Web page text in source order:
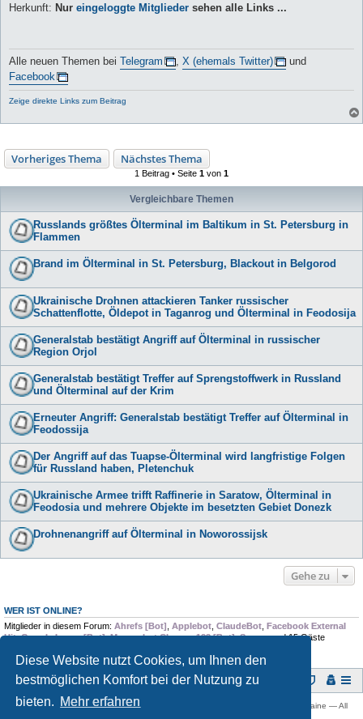
Diese Website nutzt Cookies, um Ihnen den
bestmöglichen Komfort bei der Nutzung zu
bieten.
Mehr erfahren
Herkunft: Nur eingeloggte Mitglieder sehen alle Links ...
Alle neuen Themen bei Telegram X (ehemals Twitter)
und
Facebook
Zeige direkte Links zum Beitrag
Vorheriges Thema Nächstes Thema
1 Beitrag • Seite 1 von 1
Vergleichbare Themen
Russlands größtes Ölterminal im Baltikum in St. Petersburg in
Flammen
Brand im Ölterminal in St. Petersburg, Blackout in Belgorod
Ukrainische Drohnen attackieren Tanker russischer
Schattenflotte, Öldepot in Taganrog und Ölterminal in Feodosija
Generalstab bestätigt Angriff auf Ölterminal in russischer
Region Orjol
Generalstab bestätigt Treffer auf Sprengstoffwerk in Russland
und Ölterminal auf der Krim
Erneuter Angriff: Generalstab bestätigt Treffer auf Ölterminal in
Feodossija
Der Angriff auf das Tuapse-Ölterminal wird langfristige Folgen
für Russland haben, Pletenchuk
Ukrainische Armee trifft Raffinerie in Saratow, Ölterminal in
Feodosia und mehrere Objekte im besetzten Gebiet Donezk
Drohnenangriff auf Ölterminal in Noworossijsk
Gehe zu
WER IST ONLINE?
Mitglieder in diesem Forum: Ahrefs [Bot] Applebot ClaudeBot Facebook External
Hit,Google Image [Bot],Massenbot Chrome 123 [Bot],Scrapyund 15 Gäste
Foren-Übersicht
Copyright © 2009 -2026 Ukraine-Forum: Infos, Tipps und Diskussionen zur Ukraine — All